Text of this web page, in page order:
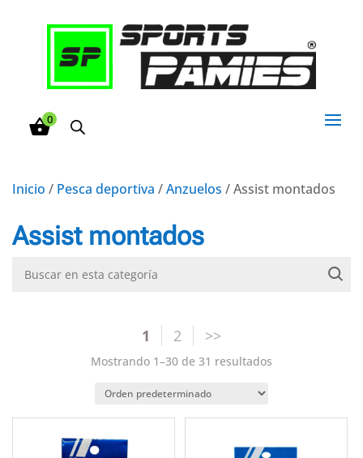
0
Inicio / Pesca deportiva /Anzuelos / Assist montados
Assist montados
1 2
Mostrando 1–30 de 31 resultados